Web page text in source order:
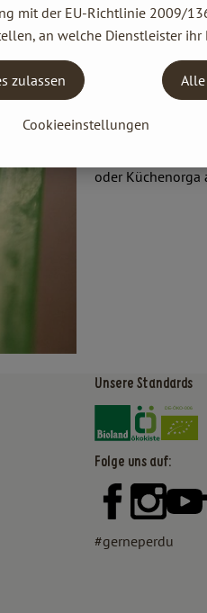
Datum:
Zeit: 10:00
Ort:
Klingt es
Teilnahme.
Als Eltern
oder Küchenorga
Unsere Standards
Externer
Folge uns auf:
Externer
#gerneperdu
mit der EU-Richtlinie 2009/
an welche Dienstleister ihr
Cookieeinstellungen
zulassen Alle